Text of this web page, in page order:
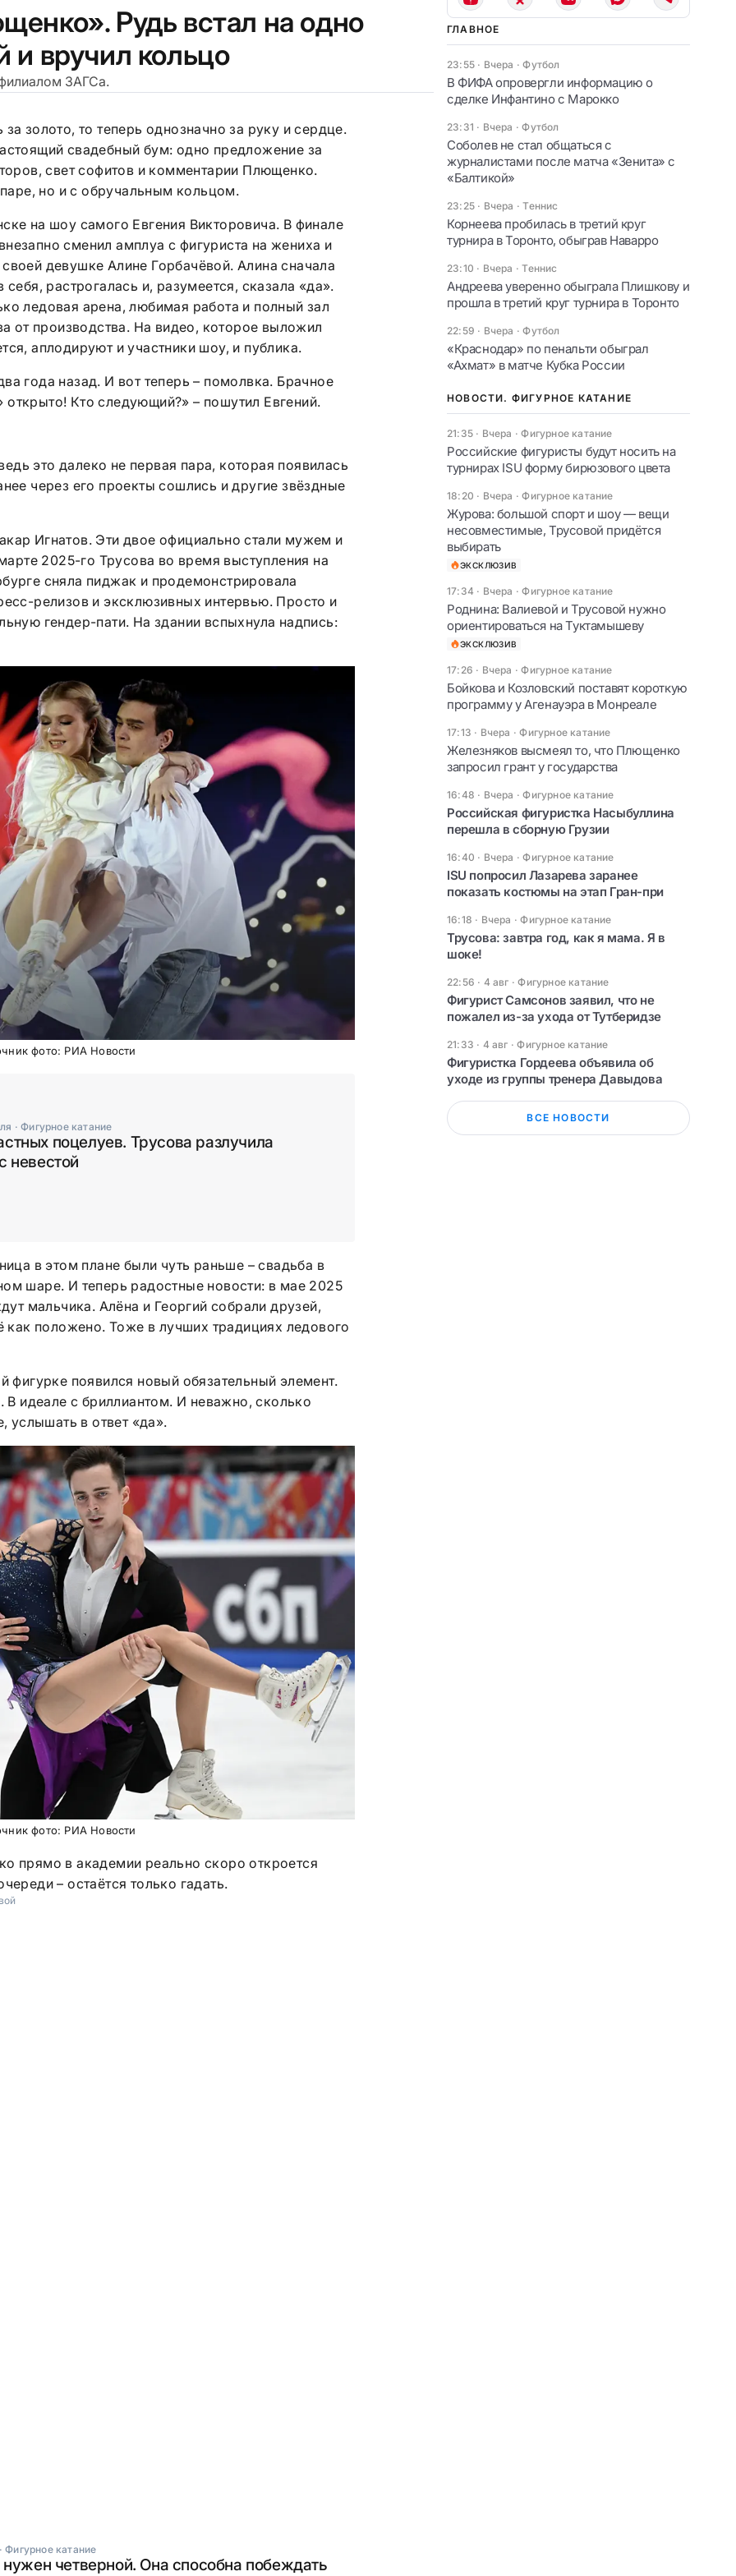
Рудь встал на одно
и вручил кольцо
ЗАГСа.
золото, то теперь однозначно за руку и сердце.
свадебный бум: одно предложение за
свет софитов и комментарии Плющенко.
но и с обручальным кольцом.
на шоу самого Евгения Викторовича. В финале
сменил амплуа с фигуриста на жениха и
девушке Алине Горбачёвой. Алина сначала
растрогалась и, разумеется, сказала «да».
ледовая арена, любимая работа и полный зал
от производства. На видео, которое выложил
аплодируют и участники шоу, и публика.
года назад. И вот теперь – помолвка. Брачное
Кто следующий?» – пошутил Евгений.
это далеко не первая пара, которая появилась
через его проекты сошлись и другие звёздные
Игнатов. Эти двое официально стали мужем и
2025-го Трусова во время выступления на
сняла пиджак и продемонстрировала
релизов и эксклюзивных интервью. Просто и
гендер-пати. На здании вспыхнула надпись:
фото: РИА Новости
·Фигурное катание
поцелуев. Трусова разлучила
невестой
в этом плане были чуть раньше – свадьба в
шаре. И теперь радостные новости: в мае 2025
мальчика. Алёна и Георгий собрали друзей,
как положено. Тоже в лучших традициях ледового
фигурке появился новый обязательный элемент.
идеале с бриллиантом. И неважно, сколько
услышать в ответ «да».
фото: РИА Новости
прямо в академии реально скоро откроется
– остаётся только гадать.
Фигурное катание
четверной. Она способна побеждать
ГЛАВНОЕ
23:55 · Вчера ·Футбол
В ФИФА опровергли информацию о
сделке Инфантино с Марокко
23:31 · Вчера ·Футбол
Соболев не стал общаться с
журналистами после матча «Зенита» с
«Балтикой»
23:25 · Вчера ·Теннис
Корнеева пробилась в третий круг
турнира в Торонто, обыграв Наварро
23:10 · Вчера ·Теннис
Андреева уверенно обыграла Плишкову и
прошла в третий круг турнира в Торонто
22:59 · Вчера ·Футбол
«Краснодар» по пенальти обыграл
«Ахмат» в матче Кубка России
НОВОСТИ. ФИГУРНОЕ КАТАНИЕ
21:35 · Вчера ·Фигурное катание
Российские фигуристы будут носить на
турнирах ISU форму бирюзового цвета
18:20 · Вчера ·Фигурное катание
Журова: большой спорт и шоу — вещи
несовместимые, Трусовой придётся
выбирать
ЭКСКЛЮЗИВ
17:34 · Вчера ·Фигурное катание
Роднина: Валиевой и Трусовой нужно
ориентироваться на Туктамышеву
ЭКСКЛЮЗИВ
17:26 · Вчера ·Фигурное катание
Бойкова и Козловский поставят короткую
программу у Агенауэра в Монреале
17:13 · Вчера ·Фигурное катание
Железняков высмеял то, что Плющенко
запросил грант у государства
16:48 · Вчера ·Фигурное катание
Российская фигуристка Насыбуллина
перешла в сборную Грузии
16:40 · Вчера ·Фигурное катание
ISU попросил Лазарева заранее
показать костюмы на этап Гран-при
16:18 · Вчера ·Фигурное катание
Трусова: завтра год, как я мама. Я в
шоке!
22:56 · 4 авг ·Фигурное катание
Фигурист Самсонов заявил, что не
пожалел из-за ухода от Тутберидзе
21:33 · 4 авг ·Фигурное катание
Фигуристка Гордеева объявила об
уходе из группы тренера Давыдова
ВСЕ НОВОСТИ